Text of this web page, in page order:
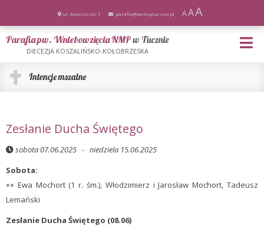
ul. Moniuszki 1 parafia@wnmptuczno.pl AAA
Intencje mszalne
Zesłanie Ducha Świętego
sobota 07.06.2025 - niedziela 15.06.2025
Sobota:
++ Ewa Mochort (1 r. śm.), Włodzimierz i Jarosław Mochort, Tadeusz
Lemański
Zesłanie Ducha Świętego (08.06)
Parafia pw. Wniebowzięcia NMPw Tucznie
DIECEZJA KOSZALIŃSKO-KOŁOBRZESKA